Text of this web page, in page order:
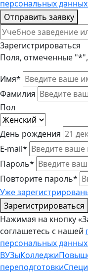
персональных
Отправить заявку
Зарегистрироваться
Поля, отмеченные
Имя*
Фамилия
Пол
День рождения
E-mail*
Пароль*
Повторите пароль*
Уже
Зарегистрироваться
Нажимая на кнопку
соглашетесь с нашей
персональных
ВУЗыКолледжи
переподготовки